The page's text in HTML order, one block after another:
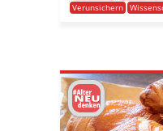
Verunsichern